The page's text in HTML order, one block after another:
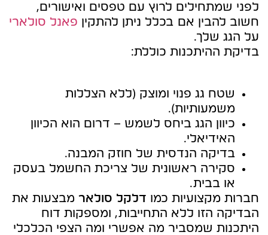
לפני שמתחילים לרוץ עם טפסים ואישורים,
חשוב להבין אם בכלל ניתן להתקין פאנל סולארי
על הגג שלך.
בדיקת ההיתכנות כוללת:
שטח גג פנוי ומוצק (ללא הצללות
משמעותיות).
כיוון הגג ביחס לשמש – דרום הוא הכיוון
האידיאלי.
בדיקה הנדסית של חוזק המבנה.
סקירה ראשונית של צריכת החשמל בעסק
או בבית.
חברות מקצועיות כמו דלקל סולאר מבצעות את
הבדיקה הזו ללא התחייבות, ומספקות דוח
היתכנות שמסביר מה אפשרי ומה הצפי הכלכלי